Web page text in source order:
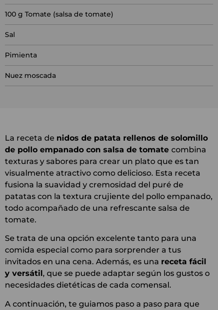
La receta de nidos de patata rellenos de solomillo
de pollo empanado con salsa de tomate combina
texturas y sabores para crear un plato que es tan
visualmente atractivo como delicioso. Esta receta
fusiona la suavidad y cremosidad del puré de
patatas con la textura crujiente del pollo empanado,
todo acompañado de una refrescante salsa de
tomate.
Se trata de una opción excelente tanto para una
comida especial como para sorprender a tus
invitados en una cena. Además, es una receta fácil
y versátil , que se puede adaptar según los gustos o
necesidades dietéticas de cada comensal.
A continuación, te guiamos paso a paso para que
100 g Tomate (salsa de tomate)
Sal
Pimienta
Nuez moscada